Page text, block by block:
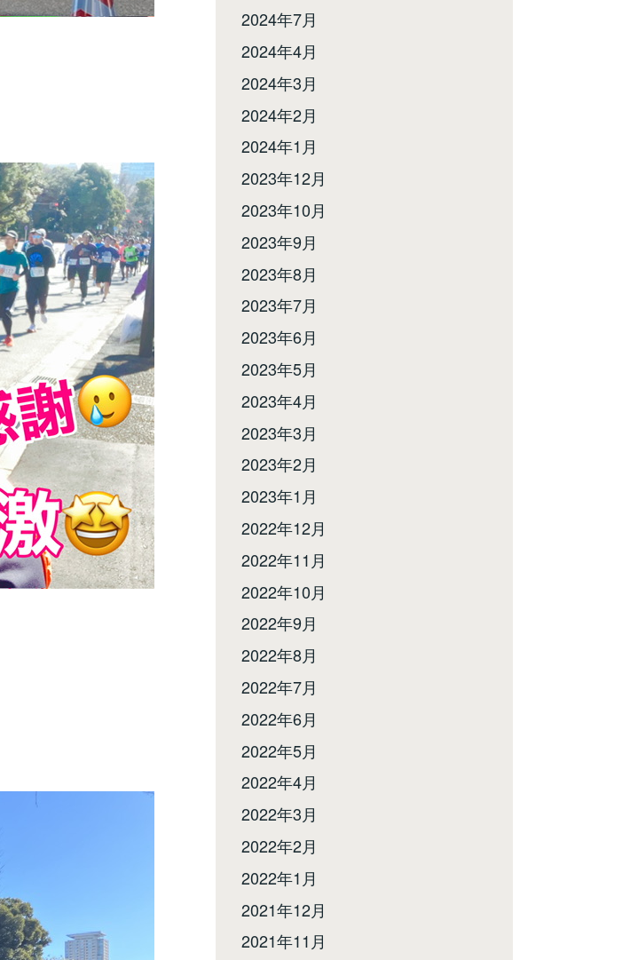
2024年7月
2024年4月
2024年3月
2024年2月
2024年1月
2023年12月
2023年10月
2023年9月
2023年8月
2023年7月
2023年6月
2023年5月
2023年4月
2023年3月
2023年2月
2023年1月
2022年12月
2022年11月
2022年10月
2022年9月
2022年8月
2022年7月
2022年6月
2022年5月
2022年4月
2022年3月
2022年2月
2022年1月
2021年12月
2021年11月